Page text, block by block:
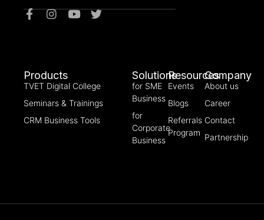
Products
TVET Digital College
Seminars & Trainings
CRM Business Tools
Solutions
for SME
Business
for
Corporate
Business
Resources
Events
Blogs
Referrals
Program
Company
About us
Career
Contact
Partnership